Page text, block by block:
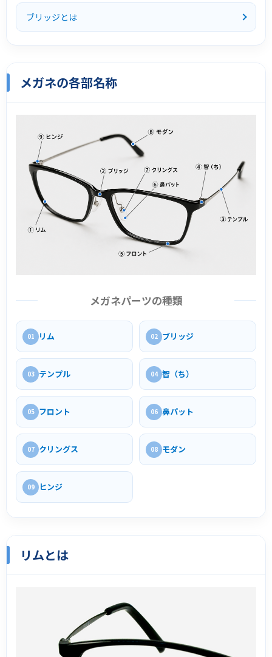
ブリッジとは
メガネの各部名称
メガネパーツの種類
01 リム 02 ブリッジ
03 テンプル 04 智（ち）
05 フロント 06 鼻パット
07 クリングス 08 モダン
09 ヒンジ
リムとは